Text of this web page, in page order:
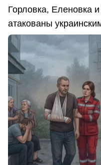
Горловка, Еленовка
атакованы